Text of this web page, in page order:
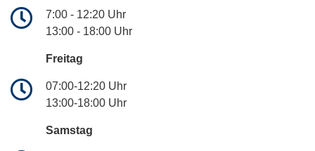
7:00 - 12:20 Uhr
13:00 - 18:00 Uhr
Freitag
07:00-12:20 Uhr
13:00-18:00 Uhr
Samstag